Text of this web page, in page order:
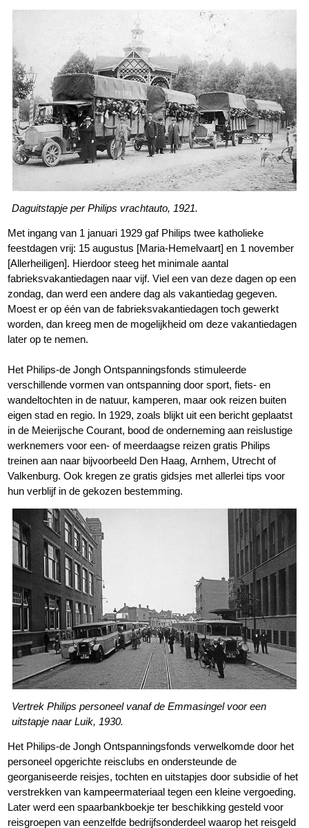
Daguitstapje per Philips vrachtauto, 1921.
Met ingang van 1 januari 1929 gaf Philips twee katholieke
feestdagen vrij: 15 augustus [Maria-Hemelvaart] en 1 november
[Allerheiligen]. Hierdoor steeg het minimale aantal
fabrieksvakantiedagen naar vijf. Viel een van deze dagen op een
zondag, dan werd een andere dag als vakantiedag gegeven.
Moest er op één van de fabrieksvakantiedagen toch gewerkt
worden, dan kreeg men de mogelijkheid om deze vakantiedagen
later op te nemen.
Het Philips-de Jongh Ontspanningsfonds stimuleerde
verschillende vormen van ontspanning door sport, fiets- en
wandeltochten in de natuur, kamperen, maar ook reizen buiten
eigen stad en regio. In 1929, zoals blijkt uit een bericht geplaatst
in de Meierijsche Courant, bood de onderneming aan reislustige
werknemers voor een- of meerdaagse reizen gratis Philips
treinen aan naar bijvoorbeeld Den Haag, Arnhem, Utrecht of
Valkenburg. Ook kregen ze gratis gidsjes met allerlei tips voor
hun verblijf in de gekozen bestemming.
Vertrek Philips personeel vanaf de Emmasingel voor een
uitstapje naar Luik, 1930.
Het Philips-de Jongh Ontspanningsfonds verwelkomde door het
personeel opgerichte reisclubs en ondersteunde de
georganiseerde reisjes, tochten en uitstapjes door subsidie of het
verstrekken van kampeermateriaal tegen een kleine vergoeding.
Later werd een spaarbankboekje ter beschikking gesteld voor
reisgroepen van eenzelfde bedrijfsonderdeel waarop het reisgeld